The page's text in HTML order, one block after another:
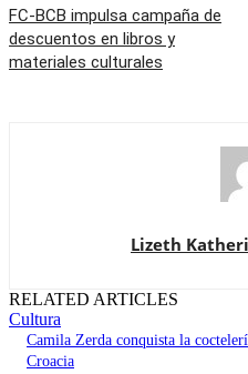
FC-BCB impulsa campaña de
descuentos en libros y
materiales culturales
Lizeth
RELATED ARTICLES
Cultura
Camila Zerda conquista la
Croacia